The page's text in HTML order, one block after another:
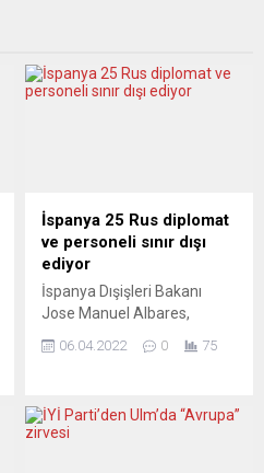
İspanya 25 Rus diplomat
ve personeli sınır dışı
ediyor
İspanya Dışişleri Bakanı
Jose Manuel Albares,
şehrinde sivilleri
gerekçesiyle 25 Rus
06.04.2022 0 75